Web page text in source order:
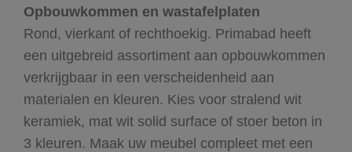
Opbouwkommen en wastafelplaten
Rond, vierkant of rechthoekig. Primabad heeft
een uitgebreid assortiment aan opbouwkommen
verkrijgbaar in een verscheidenheid aan
materialen en kleuren. Kies voor stralend wit
keramiek, mat wit solid surface of stoer beton in
3 kleuren. Maak uw meubel compleet met een